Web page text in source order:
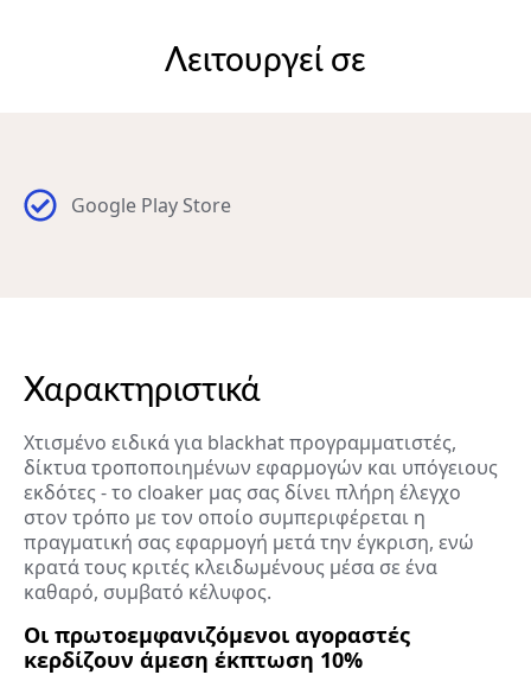
Λειτουργεί σε
Google Play Store
Χαρακτηριστικά
Χτισμένο ειδικά για blackhat προγραμματιστές,
δίκτυα τροποποιημένων εφαρμογών και υπόγειους
εκδότες - το cloaker μας σας δίνει πλήρη έλεγχο
στον τρόπο με τον οποίο συμπεριφέρεται η
πραγματική σας εφαρμογή μετά την έγκριση, ενώ
κρατά τους κριτές κλειδωμένους μέσα σε ένα
καθαρό, συμβατό κέλυφος.
Οι πρωτοεμφανιζόμενοι αγοραστές
κερδίζουν άμεση έκπτωση 10%